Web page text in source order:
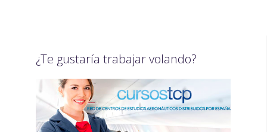
¿Te gustaría trabajar volando?